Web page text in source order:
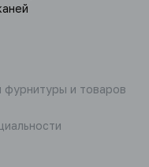
фурнитуры и товаров